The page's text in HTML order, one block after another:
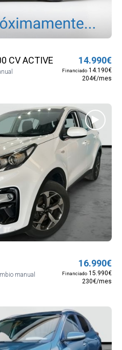
CV ACTIVE 14.990€
Financiado 14.190€
204€/mes
manual
16.990€
Financiado 15.990€
230€/mes